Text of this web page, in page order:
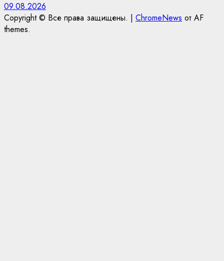
09.08.2026
Copyright © Все права защищены. | ChromeNews от AF
themes.